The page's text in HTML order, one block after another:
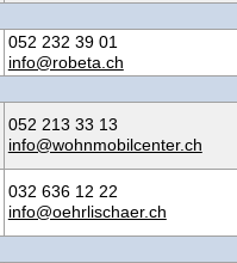
052 232 39 01‬
info@robeta.ch
052 213 33 13
info@wohnmobilcenter.ch
032 636 12 22
info@oehrlischaer.ch